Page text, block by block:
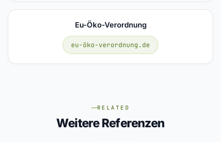
Eu-Öko-Verordnung
eu-öko-verordnung.de
RELATED
Weitere Referenzen